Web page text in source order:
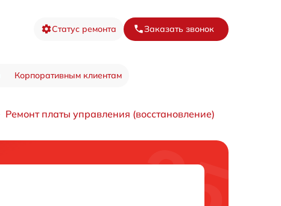
Статус ремонта Заказать звонок
Корпоративным клиентам
Ремонт платы управления (восстановление)